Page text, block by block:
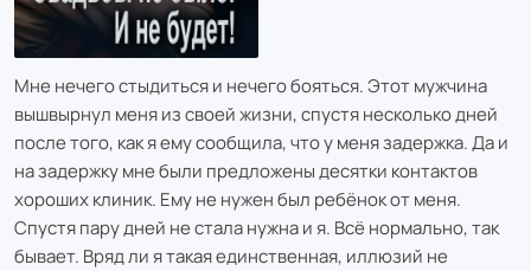
Мне нечего стыдиться и нечего бояться. Этот мужчина
вышвырнул меня из своей жизни, спустя несколько дней
после того, как я ему сообщила, что у меня задержка. Да и
на задержку мне были предложены десятки контактов
хороших клиник. Ему не нужен был ребёнок от меня.
Спустя пару дней не стала нужна и я. Всё нормально, так
бывает. Вряд ли я такая единственная, иллюзий не